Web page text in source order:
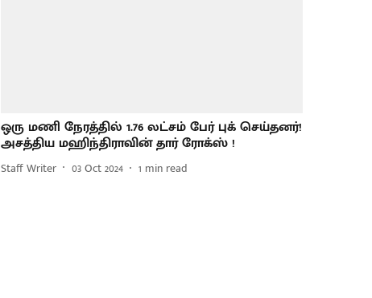
ஒரு மணி நேரத்தில் 1.76 லட்சம் பேர் புக் செய்தனர்!
அசத்திய மஹிந்திராவின் தார் ரோக்ஸ் !
Staff Writer 03 Oct 2024 1 min read